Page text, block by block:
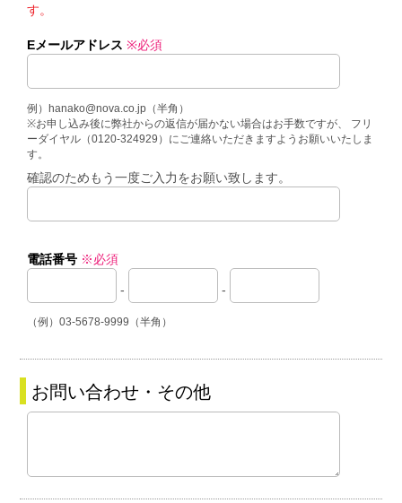
す。
Eメールアドレス ※必須
例）hanako@nova.co.jp（半角）
※お申し込み後に弊社からの返信が届かない場合はお手数ですが、 フリ
ーダイヤル（0120-324929）にご連絡いただきますようお願いいたしま
す。
確認のためもう一度ご入力をお願い致します。
電話番号 ※必須
- -
（例）03-5678-9999（半角）
お問い合わせ・その他